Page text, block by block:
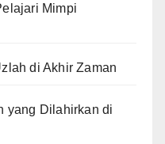
Mimpi
di Akhir Zaman
yang Dilahirkan di